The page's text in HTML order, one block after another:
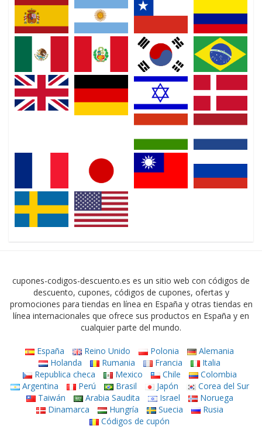
cupones-codigos-descuento.es es un sitio web con códigos de
descuento, cupones, códigos de cupones, ofertas y
promociones para tiendas en línea en España y otras tiendas en
línea internacionales que ofrece sus productos en España y en
cualquier parte del mundo.
España Reino Unido Polonia
Alemania
Holanda
Rumania Francia
Italia
Republica checa
Mexico Chile
Colombia
Argentina
Perú Brasil Japón
Corea del Sur
Taiwán
Arabia Saudita Israel
Noruega
Dinamarca
Hungría Suecia
Rusia
Códigos de cupón